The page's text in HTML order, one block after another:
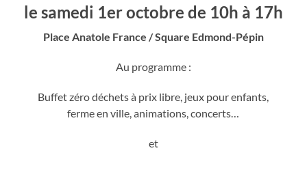
le samedi 1er octobre de 10h à 17h
Place Anatole France / Square Edmond-Pépin
Au programme :
Buffet zéro déchets à prix libre, jeux pour enfants,
ferme en ville, animations, concerts…
et